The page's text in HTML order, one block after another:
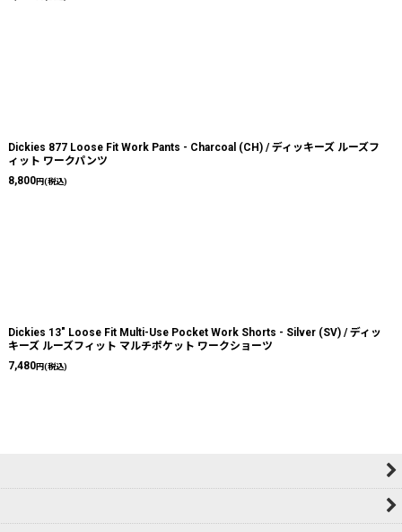
Dickies 877 Loose Fit Work Pants - Charcoal (CH) / ディッキーズ ルーズフ
ィット ワークパンツ
8,800円(税込)
Dickies 13" Loose Fit Multi-Use Pocket Work Shorts - Silver (SV) / ディッ
キーズ ルーズフィット マルチポケット ワークショーツ
7,480円(税込)